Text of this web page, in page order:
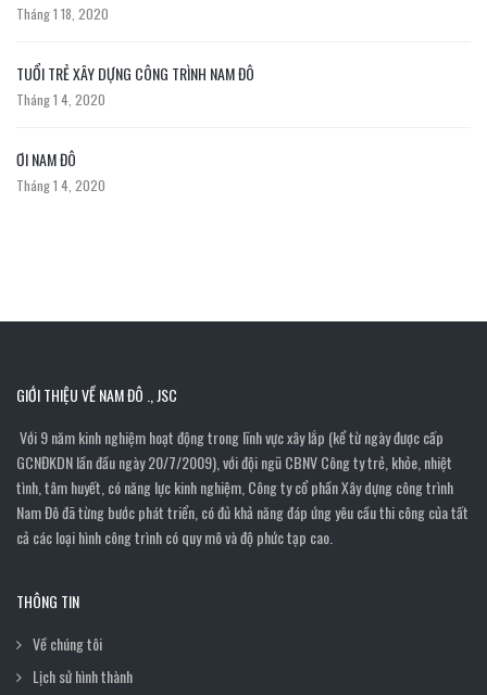
Tháng 1 18, 2020
TUỔI TRẺ XÂY DỰNG CÔNG TRÌNH NAM ĐÔ
Tháng 1 4, 2020
ƠI NAM ĐÔ
Tháng 1 4, 2020
GIỚI THIỆU VỀ NAM ĐÔ ., JSC
Với 9 năm kinh nghiệm hoạt động trong lĩnh vực xây lắp (kể từ ngày được cấp
GCNĐKDN lần đầu ngày 20/7/2009), với đội ngũ CBNV Công ty trẻ, khỏe, nhiệt
tình, tâm huyết, có năng lực kinh nghiệm, Công ty cổ phần Xây dựng công trình
Nam Đô đã từng bước phát triển, có đủ khả năng đáp ứng yêu cầu thi công của tất
cả các loại hình công trình có quy mô và độ phức tạp cao.
THÔNG TIN
Về chúng tôi
Lịch sử hình thành